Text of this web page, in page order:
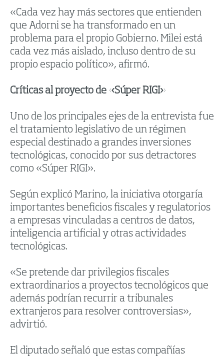
«Cada vez hay más sectores que entienden
que Adorni se ha transformado en un
problema para el propio Gobierno. Milei está
cada vez más aislado, incluso dentro de su
propio espacio político», afirmó.
Críticas al proyecto de «Súper RIGI»
Uno de los principales ejes de la entrevista fue
el tratamiento legislativo de un régimen
especial destinado a grandes inversiones
tecnológicas, conocido por sus detractores
como «Súper RIGI».
Según explicó Marino, la iniciativa otorgaría
importantes beneficios fiscales y regulatorios
a empresas vinculadas a centros de datos,
inteligencia artificial y otras actividades
tecnológicas.
«Se pretende dar privilegios fiscales
extraordinarios a proyectos tecnológicos que
además podrían recurrir a tribunales
extranjeros para resolver controversias»,
advirtió.
El diputado señaló que estas compañías